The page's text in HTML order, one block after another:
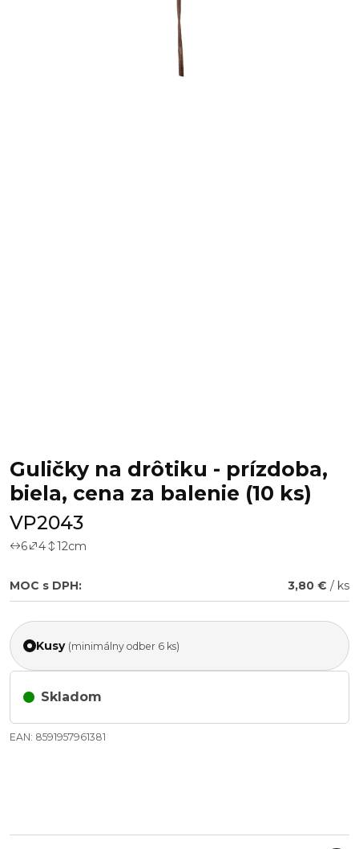
Guličky na drôtiku - prízdoba,
biela, cena za balenie (10 ks)
VP2043
6 4 12cm
MOC s DPH: 3,80 € / ks
Kusy (minimálny odber 6 ks)
Skladom
EAN: 8591957961381